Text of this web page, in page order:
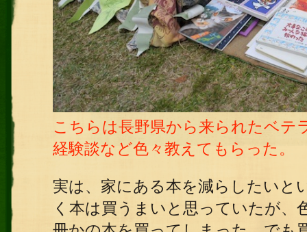
こちらは長野県から来られたベテ
経験談など色々教えてもらった。
実は、家にある本を減らしたいと
く本は買うまいと思っていたが、